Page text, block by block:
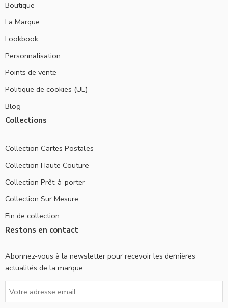
Boutique
La Marque
Lookbook
Personnalisation
Points de vente
Politique de cookies (UE)
Blog
Collections
Collection Cartes Postales
Collection Haute Couture
Collection Prêt-à-porter
Collection Sur Mesure
Fin de collection
Restons en contact
Abonnez-vous à la newsletter pour recevoir les dernières
actualités de la marque